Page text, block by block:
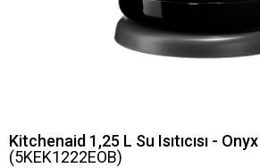
Kitchenaid 1,25 L Su Isıtıcısı -
(5KEK1222EOB)